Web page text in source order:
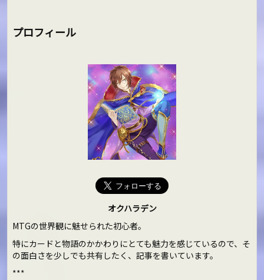
プロフィール
オクハラデン
MTGの世界観に魅せられた初心者。
特にカードと物語のかかわりにとても魅力を感じているので、そ
の面白さを少しでも共有したく、記事を書いています。
***